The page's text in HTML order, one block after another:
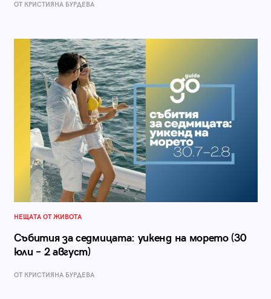
ОТ КРИСТИЯНА БУРДЕВА
НЕЩАТА ОТ ЖИВОТА
Събития за седмицата: уикенд на морето (30
юли – 2 август)
ОТ КРИСТИЯНА БУРДЕВА